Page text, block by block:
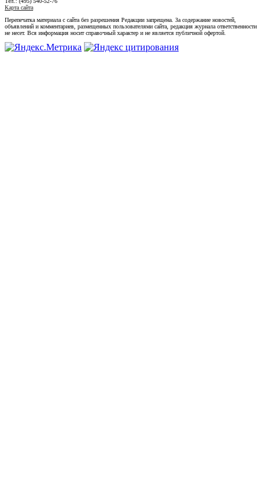
Карта сайта
Перепечатка материала с сайта без разрешения Редакции запрещена. За содержание новостей,
объявлений и комментариев, размещенных пользователями сайта, редакция журнала ответственности
не несет. Вся информация носит справочный характер и не является публичной офертой.